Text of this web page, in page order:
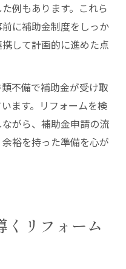
例もあります。これら
に補助金制度をしっか
して計画的に進めた点
不備で補助金が受け取
ます。リフォームを検
がら、補助金申請の流
裕を持った準備を心が
くリフォーム